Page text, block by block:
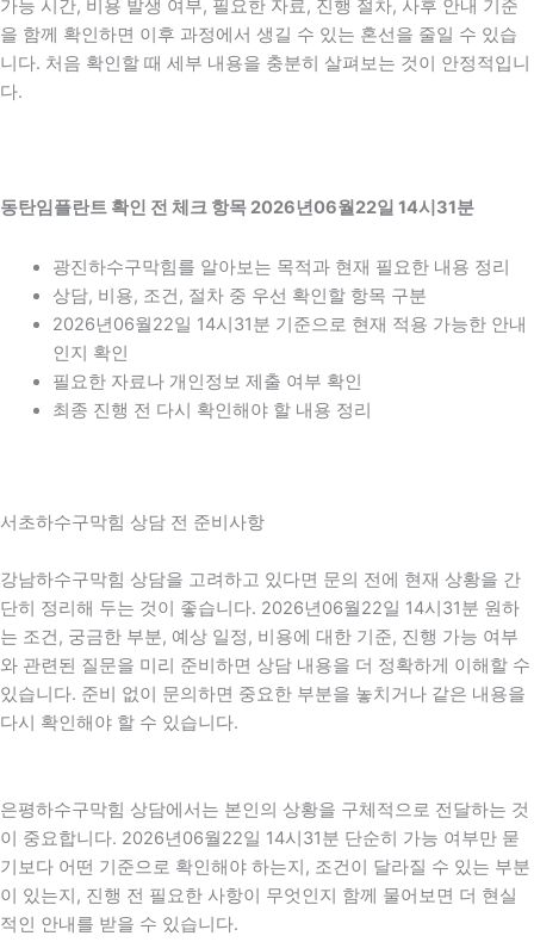
가능 시간, 비용 발생 여부, 필요한 자료, 진행 절차, 사후 안내 기준
을 함께 확인하면 이후 과정에서 생길 수 있는 혼선을 줄일 수 있습
니다. 처음 확인할 때 세부 내용을 충분히 살펴보는 것이 안정적입니
다.
동탄임플란트 확인 전 체크 항목 2026년06월22일 14시31분
광진하수구막힘를 알아보는 목적과 현재 필요한 내용 정리
상담, 비용, 조건, 절차 중 우선 확인할 항목 구분
2026년06월22일 14시31분 기준으로 현재 적용 가능한 안내
인지 확인
필요한 자료나 개인정보 제출 여부 확인
최종 진행 전 다시 확인해야 할 내용 정리
서초하수구막힘 상담 전 준비사항
강남하수구막힘 상담을 고려하고 있다면 문의 전에 현재 상황을 간
단히 정리해 두는 것이 좋습니다. 2026년06월22일 14시31분 원하
는 조건, 궁금한 부분, 예상 일정, 비용에 대한 기준, 진행 가능 여부
와 관련된 질문을 미리 준비하면 상담 내용을 더 정확하게 이해할 수
있습니다. 준비 없이 문의하면 중요한 부분을 놓치거나 같은 내용을
다시 확인해야 할 수 있습니다.
은평하수구막힘 상담에서는 본인의 상황을 구체적으로 전달하는 것
이 중요합니다. 2026년06월22일 14시31분 단순히 가능 여부만 묻
기보다 어떤 기준으로 확인해야 하는지, 조건이 달라질 수 있는 부분
이 있는지, 진행 전 필요한 사항이 무엇인지 함께 물어보면 더 현실
적인 안내를 받을 수 있습니다.